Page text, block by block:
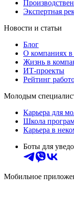
Экспертная
Новости и статьи
Блог
О компаниях
Жизнь в
ИТ-проекты
Рейтинг
Молодым
Карьера для
Школа
Карьера в
Боты для
Мобильное